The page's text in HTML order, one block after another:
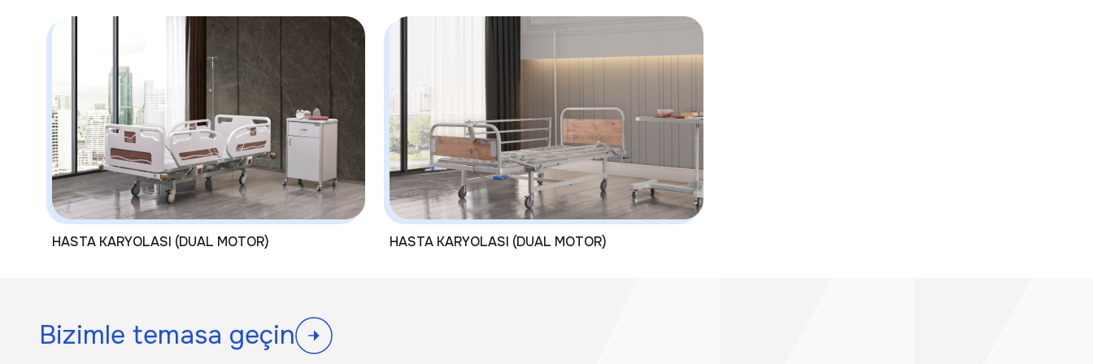
HASTA KARYOLASI (DUAL MOTOR) HASTA KARYOLASI (DUAL MOTOR)
Bizimle temasa geçin